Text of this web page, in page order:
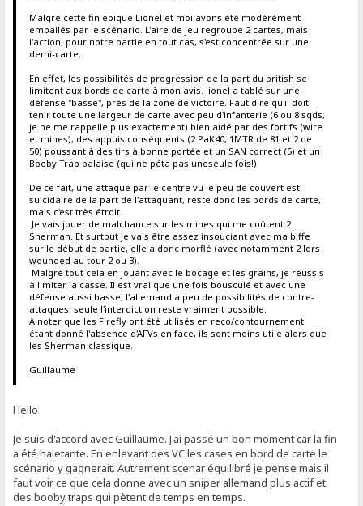
Malgré cette fin épique Lionel et moi avons été modérément
emballés par le scénario. L'aire de jeu regroupe 2 cartes, mais
l'action, pour notre partie en tout cas, s'est concentrée sur une
demi-carte.
En effet, les possibilités de progression de la part du british se
limitent aux bords de carte à mon avis. lionel a tablé sur une
défense "basse", près de la zone de victoire. Faut dire qu'il doit
tenir toute une largeur de carte avec peu d'infanterie (6 ou 8 sqds,
je ne me rappelle plus exactement) bien aidé par des fortifs (wire
et mines), des appuis conséquents (2 PaK40, 1MTR de 81 et 2 de
50) poussant à des tirs à bonne portée et un SAN correct (5) et un
Booby Trap balaise (qui ne péta pas uneseule fois!)
De ce fait, une attaque par le centre vu le peu de couvert est
suicidaire de la part de l'attaquant, reste donc les bords de carte,
mais c'est très étroit.
Je vais jouer de malchance sur les mines qui me coûtent 2
Sherman. Et surtout je vais être assez insouciant avec ma biffe
sur le début de partie, elle a donc morflé (avec notamment 2 ldrs
wounded au tour 2 ou 3).
Malgré tout cela en jouant avec le bocage et les grains, je réussis
à limiter la casse. Il est vrai que une fois bousculé et avec une
défense aussi basse, l'allemand a peu de possibilités de contre-
attaques, seule l'interdiction reste vraiment possible.
A noter que les Firefly ont été utilisés en reco/contournement
étant donné l'absence d'AFVs en face, ils sont moins utile alors que
les Sherman classique.
Guillaume
Hello
Je suis d'accord avec Guillaume. J'ai passé un bon moment car la fin
a été haletante. En enlevant des VC les cases en bord de carte le
scénario y gagnerait. Autrement scenar équilibré je pense mais il
faut voir ce que cela donne avec un sniper allemand plus actif et
des booby traps qui pètent de temps en temps.